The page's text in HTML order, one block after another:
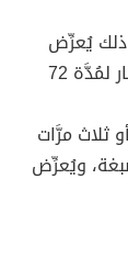
ذلك يُعرِّض
الشعر لتلاشي الصبغة عنه؛ إذ يُفضَّل الانتظار لمُدَّة 72
ثلاث مرَّات
ويُعرِّض